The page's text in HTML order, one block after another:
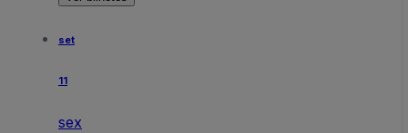
set
11
sex